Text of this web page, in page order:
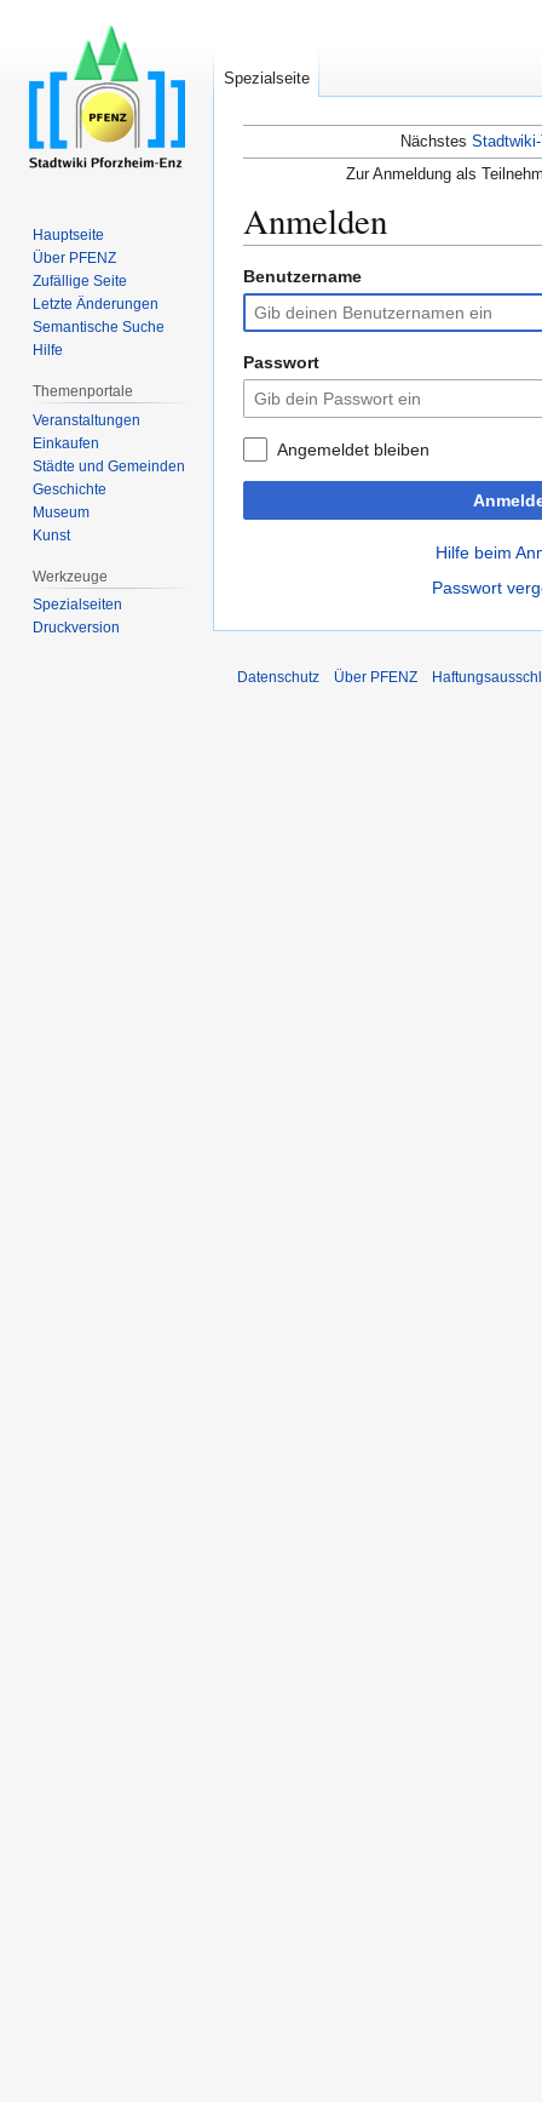
Nächstes
Zur Anmeldung als
Anmelden
Zur
Navigation
springen
Zur
Suche
springen
Benutzername
Passwort
Angemeldet bleiben
Hilfe beim
Passwort
Spezialseite
Hauptseite
Über PFENZ
Zufällige Seite
Letzte Änderungen
Semantische Suche
Hilfe
Themenportale
Veranstaltungen
Einkaufen
Städte und Gemeinden
Geschichte
Museum
Kunst
Werkzeuge
Spezialseiten
Druckversion
Datenschutz Über PFENZ